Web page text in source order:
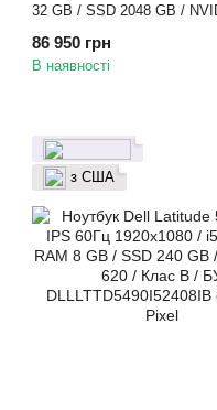
32 GB / SSD 2048 GB /
86 950 грн
В наявності
з США